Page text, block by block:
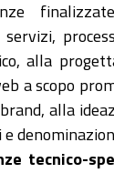
servizi,
alla
a scopo
alla
e
tecnico-